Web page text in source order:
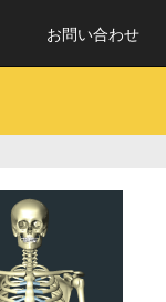
お問い合わせ